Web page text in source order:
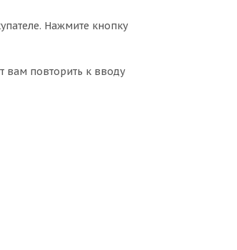
Нажмите кнопку
вам повторить к вводу